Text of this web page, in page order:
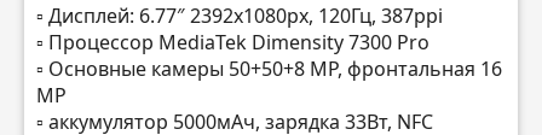
▫️ Дисплей: 6.77″ 2392х1080px, 120Гц, 387ppi
▫️ Процессор MediaTek Dimensity 7300 Pro
▫️ Основные камеры 50+50+8 MP, фронтальная 16
MP
▫️ аккумулятор 5000мАч, зарядка 33Вт, NFC